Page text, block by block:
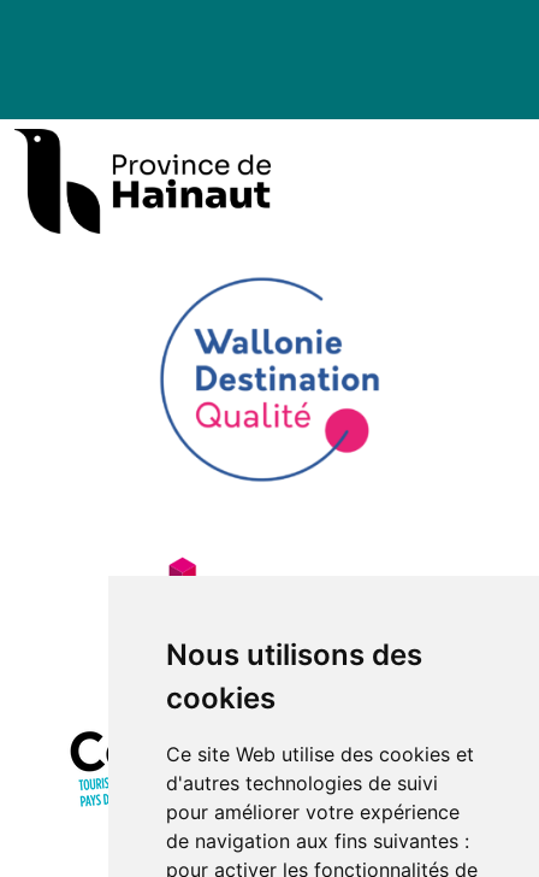
Nous utilisons des
cookies
Ce site Web utilise des cookies et
d'autres technologies de suivi
pour améliorer votre expérience
de navigation aux fins suivantes :
pour activer les fonctionnalités de